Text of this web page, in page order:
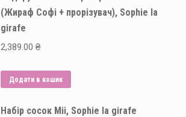
(Жираф Софі + прорізувач), Sophie la
girafe
2,389.00 ₴
Додати в кошик
Набір сосок Mii, Sophie la girafe